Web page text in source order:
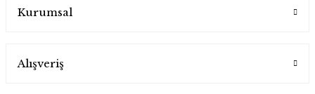
Kurumsal
Alışveriş